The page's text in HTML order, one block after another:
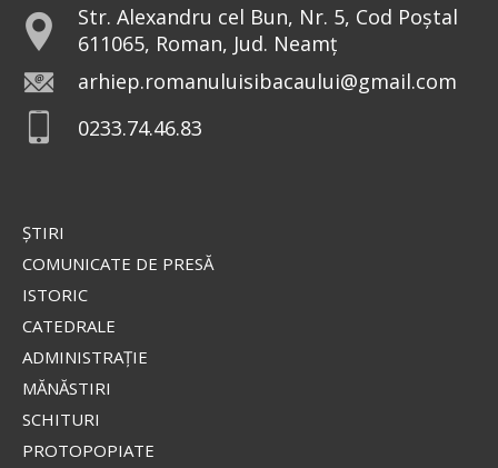
Str. Alexandru cel Bun, Nr. 5, Cod Poștal
611065, Roman, Jud. Neamț
arhiep.romanuluisibacaului@gmail.com
0233.74.46.83
ŞTIRI
COMUNICATE DE PRESĂ
ISTORIC
CATEDRALE
ADMINISTRAŢIE
MĂNĂSTIRI
SCHITURI
PROTOPOPIATE